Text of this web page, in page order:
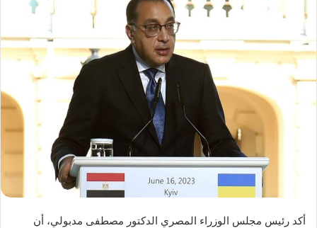
أكد رئيس مجلس الوزراء المصري الدكتور مصطفى مدبولي، أن